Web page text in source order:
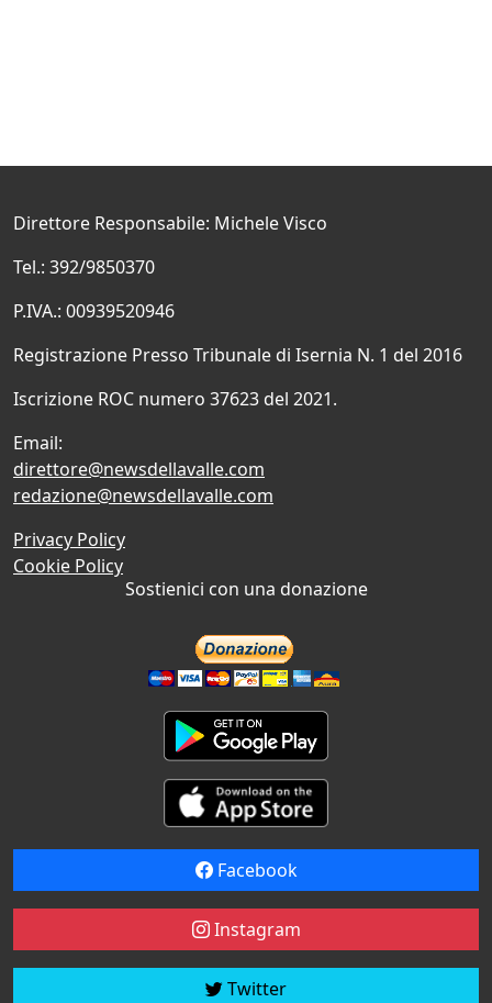
Direttore Responsabile: Michele Visco
Tel.: 392/9850370
P.IVA.: 00939520946
Registrazione Presso Tribunale di Isernia N. 1 del 2016
Iscrizione ROC numero 37623 del 2021.
Email:
direttore@newsdellavalle.com
redazione@newsdellavalle.com
Privacy Policy
Cookie Policy
Sostienici con una donazione
Facebook
Instagram
Twitter